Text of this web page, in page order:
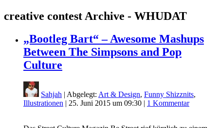
creative contest Archive - WHUDAT
„Bootleg Bart“ – Awesome Mashups
Between The Simpsons and Pop
Culture
Sahjah | Abgelegt: Art & Design, Funny Shizznits,
Illustrationen | 25. Juni 2015 um 09:30 | 1 Kommentar